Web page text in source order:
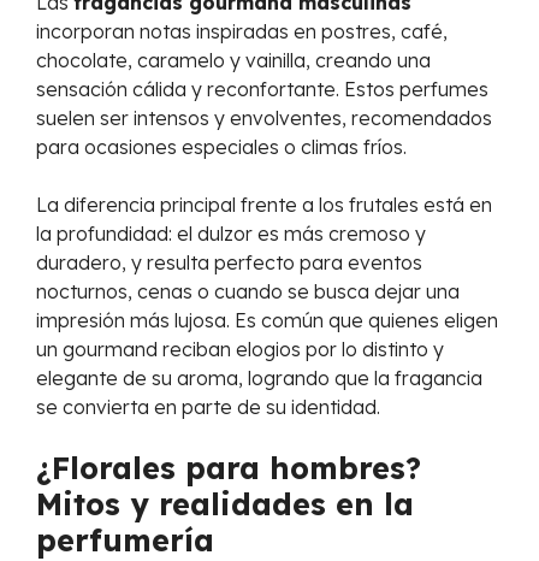
incorporan notas inspiradas en postres, café,
chocolate, caramelo y vainilla, creando una
sensación cálida y reconfortante. Estos perfumes
suelen ser intensos y envolventes, recomendados
para ocasiones especiales o climas fríos.
La diferencia principal frente a los frutales está en
la profundidad: el dulzor es más cremoso y
duradero, y resulta perfecto para eventos
nocturnos, cenas o cuando se busca dejar una
impresión más lujosa. Es común que quienes eligen
un gourmand reciban elogios por lo distinto y
elegante de su aroma, logrando que la fragancia
se convierta en parte de su identidad.
¿Florales para hombres?
Mitos y realidades en la
perfumería